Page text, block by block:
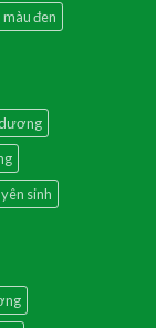
đen
dương
sinh